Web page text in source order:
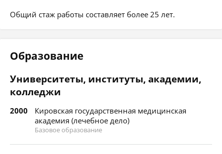
Общий стаж работы составляет более 25 лет.
Образование
Университеты, институты, академии,
колледжи
2000
Кировская государственная медицинская
академия (лечебное дело)
Базовое образование